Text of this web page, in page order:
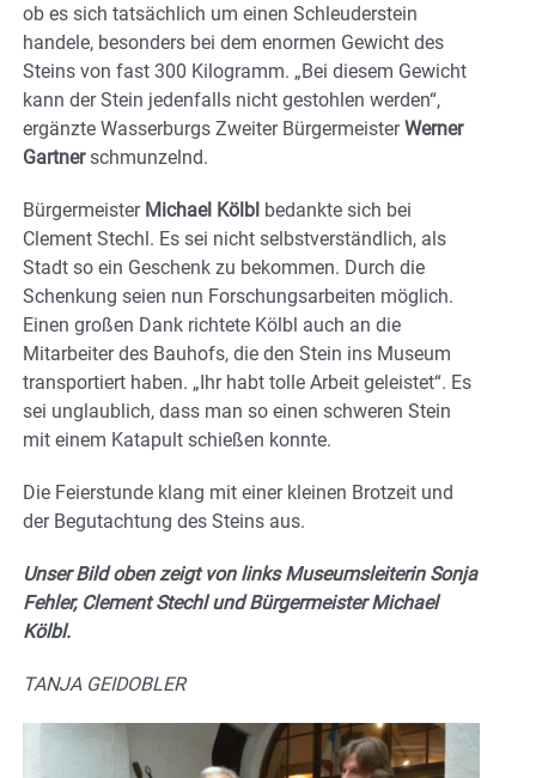
ob es sich tatsächlich um einen Schleuderstein
handele, besonders bei dem enormen Gewicht des
Steins von fast 300 Kilogramm. „Bei diesem Gewicht
kann der Stein jedenfalls nicht gestohlen werden“,
ergänzte Wasserburgs Zweiter BürgermeisterWerner
Gartnerschmunzelnd.
Bürgermeister Michael Kölbl bedankte sich bei
Clement Stechl. Es sei nicht selbstverständlich, als
Stadt so ein Geschenk zu bekommen. Durch die
Schenkung seien nun Forschungsarbeiten möglich.
Einen großen Dank richtete Kölbl auch an die
Mitarbeiter des Bauhofs, die den Stein ins Museum
transportiert haben. „Ihr habt tolle Arbeit geleistet“. Es
sei unglaublich, dass man so einen schweren Stein
mit einem Katapult schießen konnte.
Die Feierstunde klang mit einer kleinen Brotzeit und
der Begutachtung des Steins aus.
Unser Bild oben zeigt von links Museumsleiterin Sonja
Fehler, Clement Stechl und Bürgermeister Michael
Kölbl.
TANJA GEIDOBLER